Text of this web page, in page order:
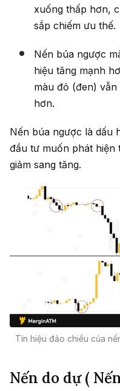
xuống thấp hơn,
sắp chiếm ưu thế.
Nến búa ngược
hiệu tăng mạnh
màu đỏ (đen)
hơn.
Nến búa ngược là dấu
đầu tư muốn phát hiện
giảm sang tăng.
Tín hiệu đảo chiều của
Nến do dự (